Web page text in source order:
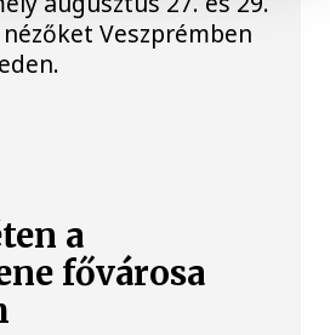
Veszprémben
a
fővárosa